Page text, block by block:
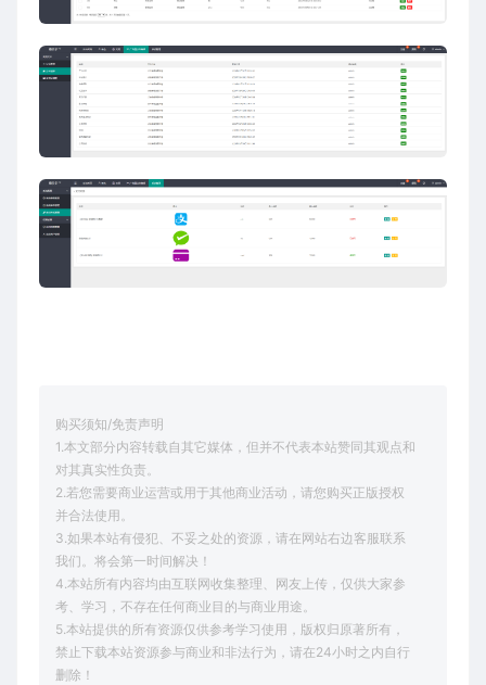
购买须知/免责声明
1.本文部分内容转载自其它媒体，但并不代表本站赞同其观点和
对其真实性负责。
2.若您需要商业运营或用于其他商业活动，请您购买正版授权
并合法使用。
3.如果本站有侵犯、不妥之处的资源，请在网站右边客服联系
我们。将会第一时间解决！
4.本站所有内容均由互联网收集整理、网友上传，仅供大家参
考、学习，不存在任何商业目的与商业用途。
5.本站提供的所有资源仅供参考学习使用，版权归原著所有，
禁止下载本站资源参与商业和非法行为，请在24小时之内自行
删除！